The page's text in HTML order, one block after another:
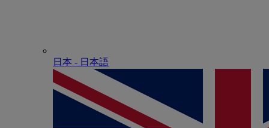
日本 - ⽇本語